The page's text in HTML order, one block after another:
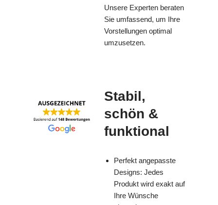
Unsere Experten beraten
Sie umfassend, um Ihre
Vorstellungen optimal
umzusetzen.
Stabil,
schön &
funktional
Perfekt angepasste
Designs: Jedes
Produkt wird exakt auf
Ihre Wünsche